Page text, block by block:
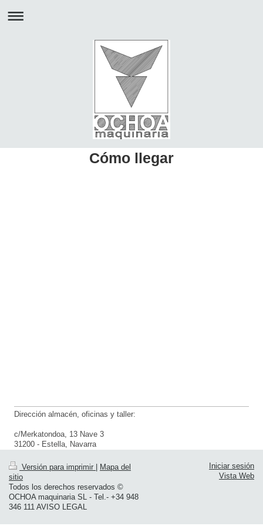
Cómo llegar
Dirección almacén, oficinas y taller:
c/Merkatondoa, 13 Nave 3
31200 - Estella, Navarra
Versión para imprimir
Mapa del
sitio
Todos los derechos reservados ©
OCHOA maquinaria SL - Tel.- +34 948
346 111 AVISO LEGAL
Iniciar sesión
Vista Web